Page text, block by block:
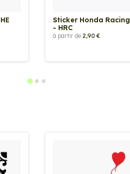
Sticker Honda
- HRC
à partir de 2,90 €